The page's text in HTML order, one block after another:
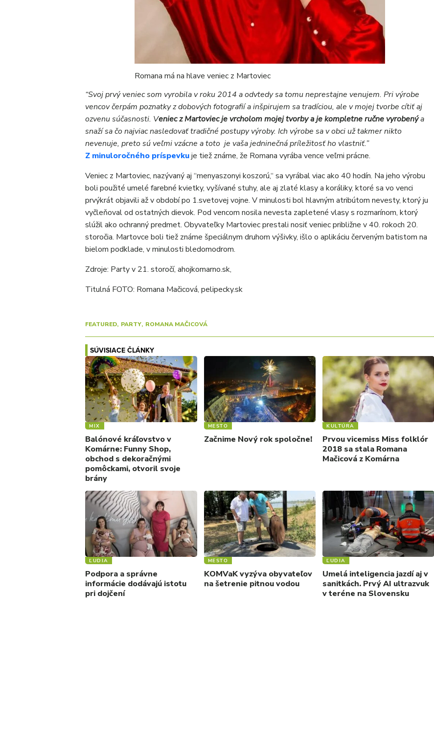
Romana má na hlave veniec z Martoviec
“Svoj prvý veniec som vyrobila v roku 2014 a odvtedy sa tomu neprestajne venujem. Pri výrobe
vencov čerpám poznatky z dobových fotografií a inšpirujem sa tradíciou, ale v mojej tvorbe cítiť aj
ozvenu súčasnosti. Veniec z Martoviec je vrcholom mojej tvorby a je kompletne ručne vyrobenýa
snaží sa čo najviac nasledovať tradičné postupy výroby. Ich výrobe sa v obci už takmer nikto
nevenuje, preto sú veľmi vzácne a toto je vaša jedninečná príležitosť ho vlastniť.”
Z minuloročného príspevkuje tiež známe, že Romana vyrába vence veľmi prácne.
Veniec z Martoviec, nazývaný aj “menyaszonyi koszorú,“ sa vyrábal viac ako 40 hodín. Na jeho výrobu
boli použité umelé farebné kvietky, vyšívané stuhy, ale aj zlaté klasy a koráliky, ktoré sa vo venci
prvýkrát objavili až v období po 1.svetovej vojne. V minulosti bol hlavným atribútom nevesty, ktorý ju
vyčleňoval od ostatných dievok. Pod vencom nosila nevesta zapletené vlasy s rozmarínom, ktorý
slúžil ako ochranný predmet. Obyvateľky Martoviec prestali nosiť veniec približne v 40. rokoch 20.
storočia. Martovce boli tiež známe špeciálnym druhom výšivky, išlo o aplikáciu červeným batistom na
bielom podklade, v minulosti bledomodrom.
Zdroje: Party v 21. storočí, ahojkomarno.sk,
Titulná FOTO: Romana Mačicová, pelipecky.sk
FEATURED PARTY ROMANA MAČICOVÁ
SÚVISIACE ČLÁNKY
MIX
Balónové kráľovstvo v
Komárne: Funny Shop,
obchod s dekoračnými
pomôckami, otvoril svoje
brány
MESTO
Začnime Nový rok spoločne!
KULTÚRA
Prvou vicemiss Miss folklór
2018 sa stala Romana
Mačicová z Komárna
ĽUDIA
Podpora a správne
informácie dodávajú istotu
pri dojčení
MESTO
KOMVaK vyzýva obyvateľov
na šetrenie pitnou vodou
ĽUDIA
Umelá inteligencia jazdí aj v
sanitkách. Prvý AI ultrazvuk
v teréne na Slovensku